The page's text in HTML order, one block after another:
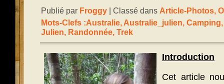
Publié par Froggy | Classé dans Article-Photos,
Mots-Clefs :Australie, Australie_julien, Camping
Julien, Randonnée, Trek
Introduction
Cet article